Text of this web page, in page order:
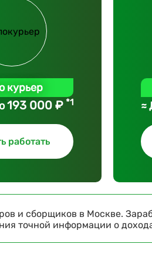
курьер
193 000 ₽ *1
работать
≈
и сборщиков в Москве.
точной информации о